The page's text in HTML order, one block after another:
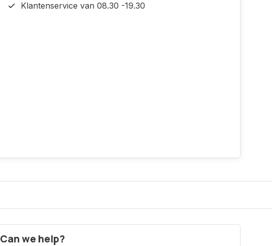
Klantenservice van 08.30 -19.30
Can we help?